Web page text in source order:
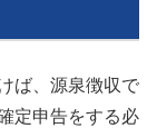
ば、源泉徴収で
定申告をする必